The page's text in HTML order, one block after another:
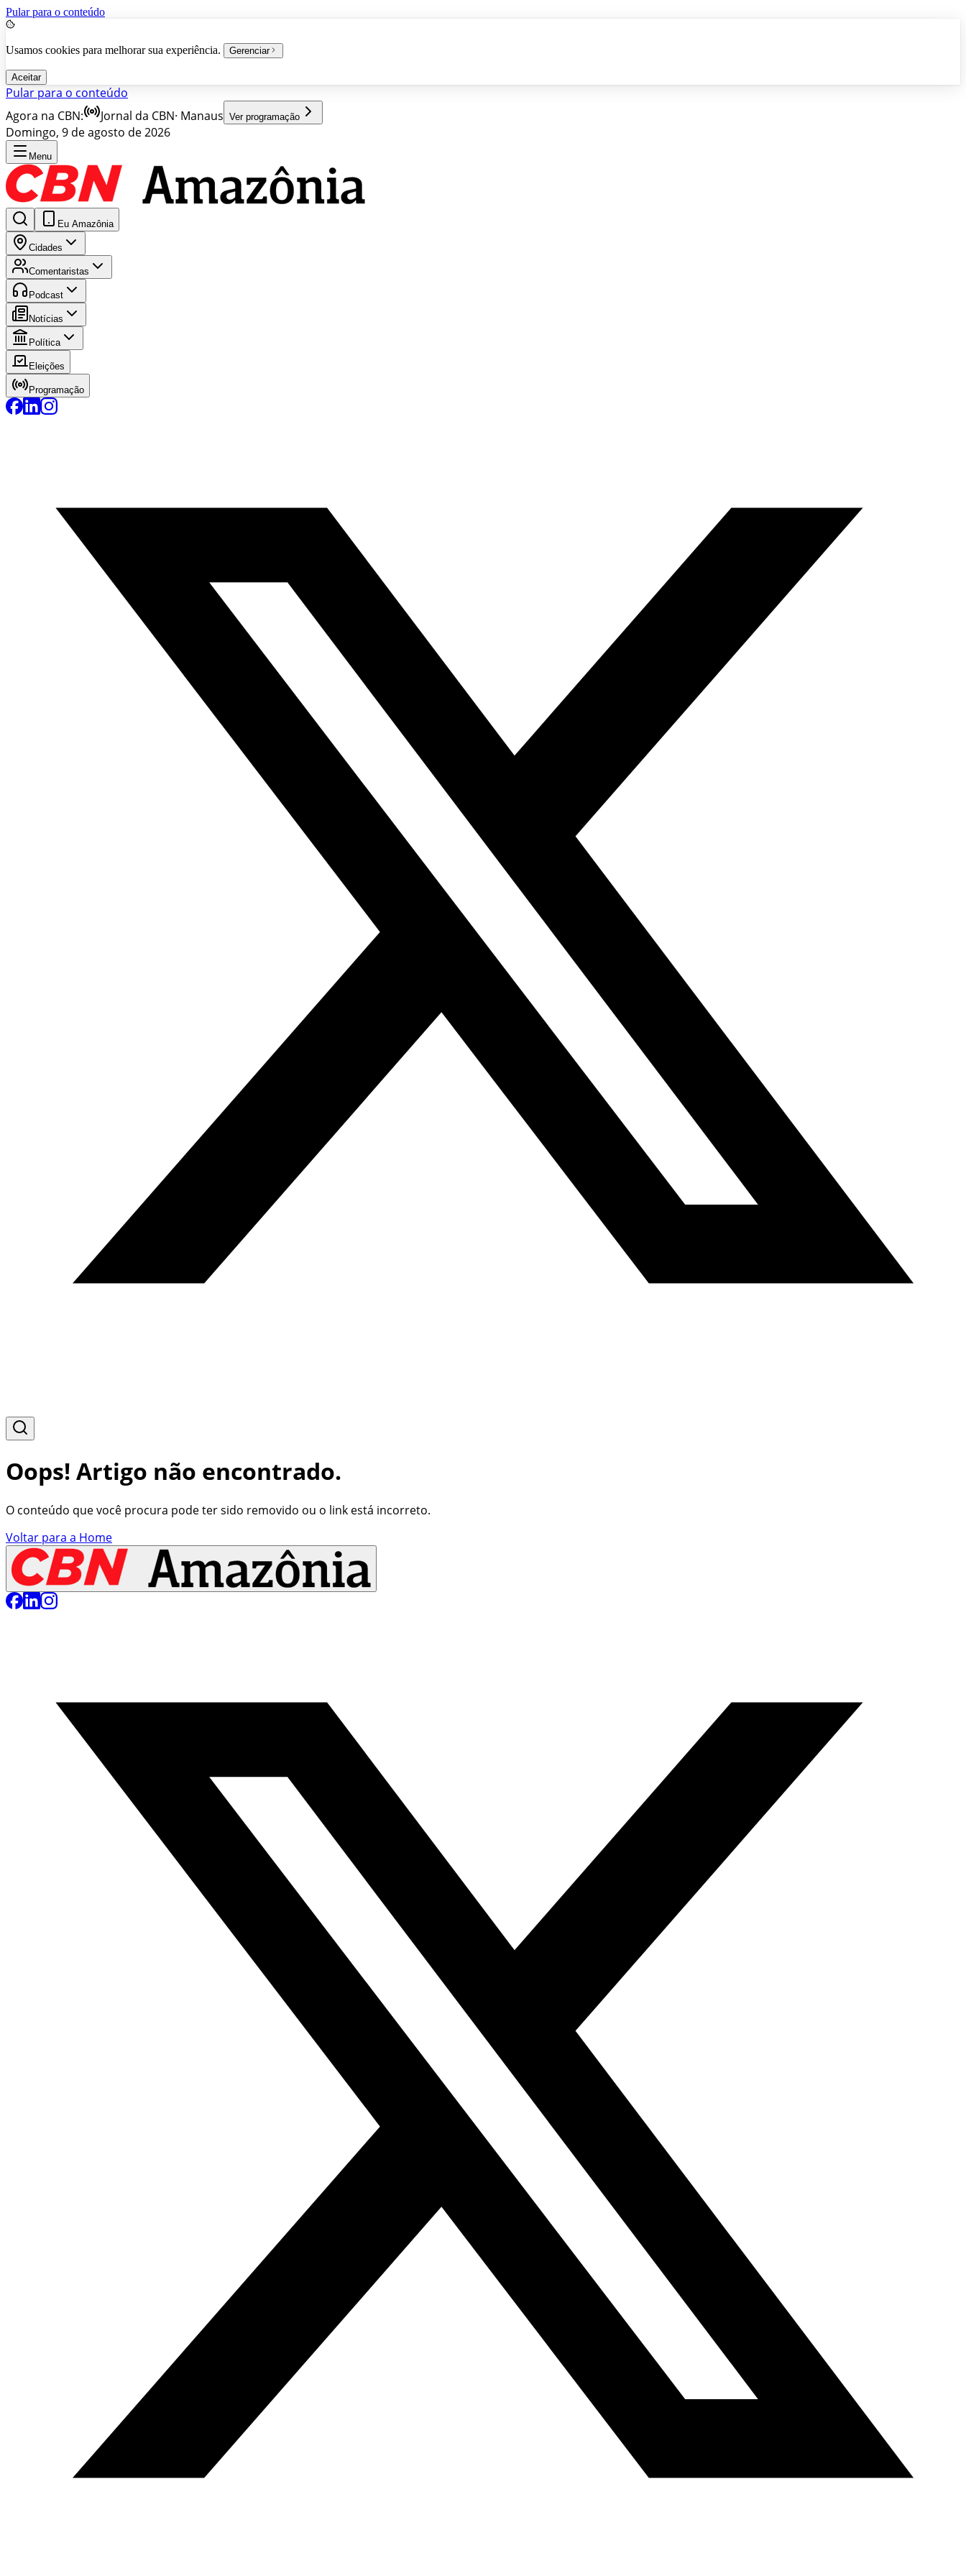
Pular para o conteúdo
Usamos cookies para melhorar sua experiência. Gerenciar
Aceitar
Pular para o conteúdo
Agora na CBN:
Jornal da CBN· Manaus Ver programação
Domingo, 9 de agosto de 2026
Menu
Eu Amazônia
Cidades
Comentaristas
Podcast
Notícias
Política
Eleições
Programação
Oops! Artigo não encontrado.
O conteúdo que você procura pode ter sido removido ou o link está incorreto.
Voltar para a Home